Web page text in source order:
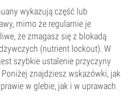
wykazują część lub
mimo że regularnie je
że zmagasz się z blokadą
(nutrient lockout). W
szybkie ustalenie przyczyny
znajdziesz wskazówki, jak
w glebie, jak i w uprawach